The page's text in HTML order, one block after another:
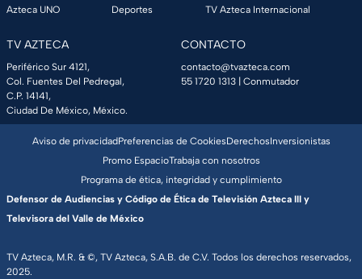
Azteca UNO
Deportes
TV Azteca Internacional
TV AZTECA
Periférico Sur 4121,
Col. Fuentes Del Pedregal,
C.P. 14141,
Ciudad De México, México.
CONTACTO
contacto@tvazteca.com
55 1720 1313 | Conmutador
TV Azteca, M.R. & ©, TV Azteca, S.A.B. de C.V. Todos los derechos reservados,
2025.
Aviso de privacidadPreferencias de CookiesDerechosInversionistas
Promo EspacioTrabaja con nosotros
Programa de ética, integridad y cumplimiento
Defensor de Audiencias y Código de Ética de Televisión Azteca III y
Televisora del Valle de México